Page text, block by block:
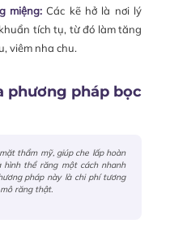
miệng:Các kẽ hở là nơi lý
tích tụ, từ đó làm tăng
viêm nha chu.
phương pháp bọc
thẩm mỹ, giúp che lấp hoàn
thể răng một cách nhanh
pháp này là chi phí tương
răng thật.